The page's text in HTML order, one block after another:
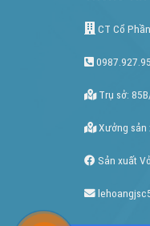
CT Cổ
Trụ sở:
Xưởng sản
Sản xuất